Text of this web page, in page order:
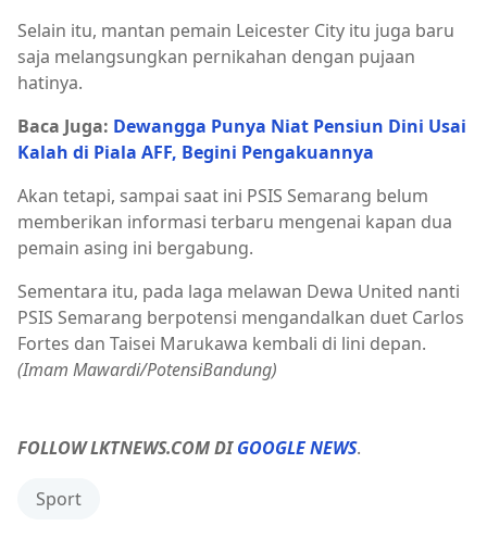
Selain itu, mantan pemain Leicester City itu juga baru
saja melangsungkan pernikahan dengan pujaan
hatinya.
Baca Juga: Dewangga Punya Niat Pensiun Dini Usai
Kalah di Piala AFF, Begini Pengakuannya
Akan tetapi, sampai saat ini PSIS Semarang belum
memberikan informasi terbaru mengenai kapan dua
pemain asing ini bergabung.
Sementara itu, pada laga melawan Dewa United nanti
PSIS Semarang berpotensi mengandalkan duet Carlos
Fortes dan Taisei Marukawa kembali di lini depan.
(Imam Mawardi/PotensiBandung)
FOLLOW LKTNEWS.COM DIGOOGLE NEWS.
Sport